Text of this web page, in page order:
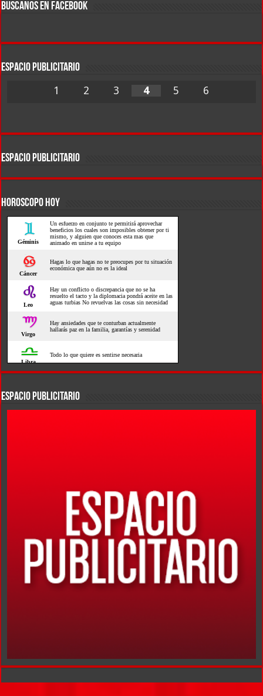
BUSCANOS EN FACEBOOK
ESPACIO PUBLICITARIO
1 2 3 4 5 6
ESPACIO PUBLICITARIO
HOROSCOPO HOY
ESPACIO PUBLICITARIO